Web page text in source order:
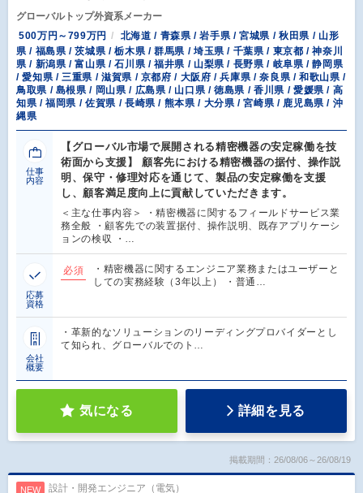
グローバルトップ外資系メーカー
500万円～799万円
北海道 / 青森県 / 岩手県 / 宮城県 / 秋田県 / 山形
県 / 福島県 / 茨城県 / 栃木県 / 群馬県 / 埼玉県 / 千葉県 / 東京都 / 神奈川
県 / 新潟県 / 富山県 / 石川県 / 福井県 / 山梨県 / 長野県 / 岐阜県 / 静岡県
/ 愛知県 / 三重県 / 滋賀県 / 京都府 / 大阪府 / 兵庫県 / 奈良県 / 和歌山県 /
鳥取県 / 島根県 / 岡山県 / 広島県 / 山口県 / 徳島県 / 香川県 / 愛媛県 / 高
知県 / 福岡県 / 佐賀県 / 長崎県 / 熊本県 / 大分県 / 宮崎県 / 鹿児島県 / 沖
縄県
仕事
内容
【グローバル市場で展開される精密機器の安定稼働を技
術面から支援】 顧客先における精密機器の据付、操作説
明、保守・修理対応を通じて、製品の安定稼働を支援
し、顧客満足度向上に貢献していただきます。
＜主な仕事内容＞ ・精密機器に関するフィールドサービス業
務全般 ・顧客先での装置据付、操作説明、既存アプリケーシ
ョンの検収 ・…
応募
資格
必須
・精密機器に関するエンジニア業務またはユーザーと
しての実務経験（3年以上） ・普通…
会社
概要
・革新的なソリューションのリーディングプロバイダーとし
て知られ、グローバルでのト…
気になる 詳細を見る
掲載期間：26/08/06～26/08/19
NEW 設計・開発エンジニア（電気）